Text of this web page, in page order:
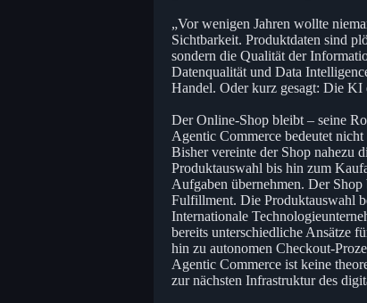
„Vor wenigen Jahren wollte
Sichtbarkeit. Produktdaten sind
sondern die Qualität der
Datenqualität und Data
Handel. Oder kurz gesagt: Die KI
Der Online-Shop bleibt – seine
Agentic Commerce bedeutet
Bisher vereinte der Shop nahezu
Produktauswahl bis hin zum
Aufgaben übernehmen. Der
Fulfillment. Die Produktauswahl
Internationale
bereits unterschiedliche Ansätze
hin zu autonomen Checkout-
Agentic Commerce ist keine
zur nächsten Infrastruktur des